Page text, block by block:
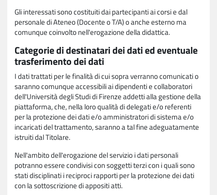
Gli interessati sono costituiti dai partecipanti ai corsi e dal
personale di Ateneo (Docente o T/A) o anche esterno ma
comunque coinvolto nell'erogazione della didattica.
Categorie di destinatari dei dati ed eventuale
trasferimento dei dati
I dati trattati per le finalità di cui sopra verranno comunicati o
saranno comunque accessibili ai dipendenti e collaboratori
dell'Università degli Studi di Firenze addetti alla gestione della
piattaforma, che, nella loro qualità di delegati e/o referenti
per la protezione dei dati e/o amministratori di sistema e/o
incaricati del trattamento, saranno a tal fine adeguatamente
istruiti dal Titolare.
Nell'ambito dell'erogazione del servizio i dati personali
potranno essere condivisi con soggetti terzi con i quali sono
stati disciplinati i reciproci rapporti per la protezione dei dati
con la sottoscrizione di appositi atti.